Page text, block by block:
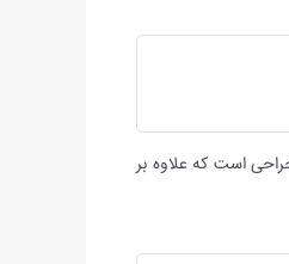
است که علاوه بر